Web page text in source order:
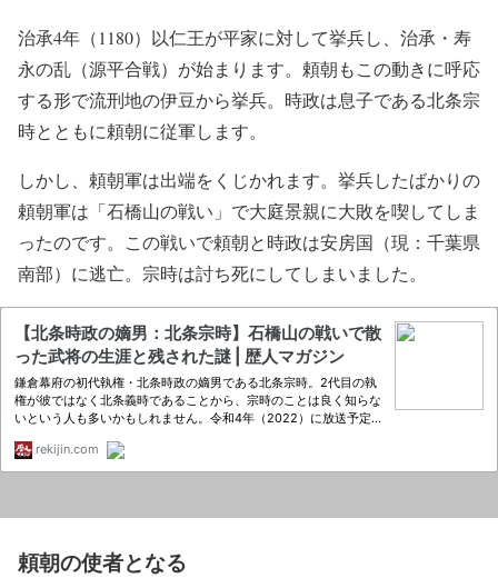
治承4年（1180）以仁王が平家に対して挙兵し、治承・寿
永の乱（源平合戦）が始まります。頼朝もこの動きに呼応
する形で流刑地の伊豆から挙兵。時政は息子である北条宗
時とともに頼朝に従軍します。
しかし、頼朝軍は出端をくじかれます。挙兵したばかりの
頼朝軍は「石橋山の戦い」で大庭景親に大敗を喫してしま
ったのです。この戦いで頼朝と時政は安房国（現：千葉県
南部）に逃亡。宗時は討ち死にしてしまいました。
頼朝の使者となる